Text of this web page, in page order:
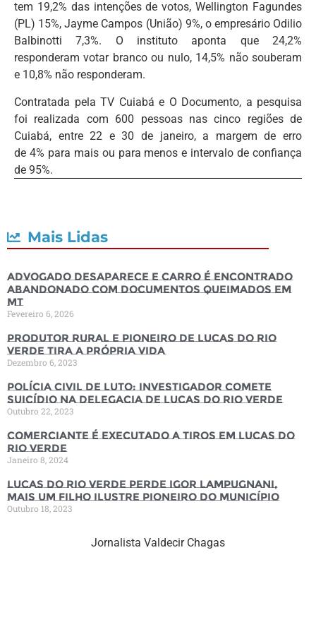
tem 19,2% das intenções de votos, Wellington Fagundes
(PL) 15%, Jayme Campos (União) 9%, o empresário Odilio
Balbinotti 7,3%. O instituto aponta que 24,2%
responderam votar branco ou nulo, 14,5% não souberam
e 10,8% não responderam.
Contratada pela TV Cuiabá e O Documento, a pesquisa
foi realizada com 600 pessoas nas cinco regiões de
Cuiabá, entre 22 e 30 de janeiro, a margem de erro
de 4% para mais ou para menos e intervalo de confiança
de 95%.
Mais Lidas
Advogado desaparece e carro é encontrado
abandonado com documentos queimados em
MT
Fevereiro 6, 2026
Produtor rural e pioneiro de Lucas do Rio
Verde tira a própria vida
Dezembro 6, 2023
Polícia Civil de luto: Investigador comete
suicídio na Delegacia de Lucas do Rio Verde
Outubro 22, 2023
Comerciante é executado a tiros em Lucas do
Rio Verde
Janeiro 8, 2024
Lucas do Rio Verde perde Igor Lampugnani,
mais um filho ilustre pioneiro do município
Outubro 18, 2023
Jornalista Valdecir Chagas